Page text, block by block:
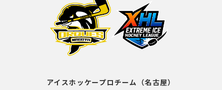
アイスホッケープロチーム（名古屋）